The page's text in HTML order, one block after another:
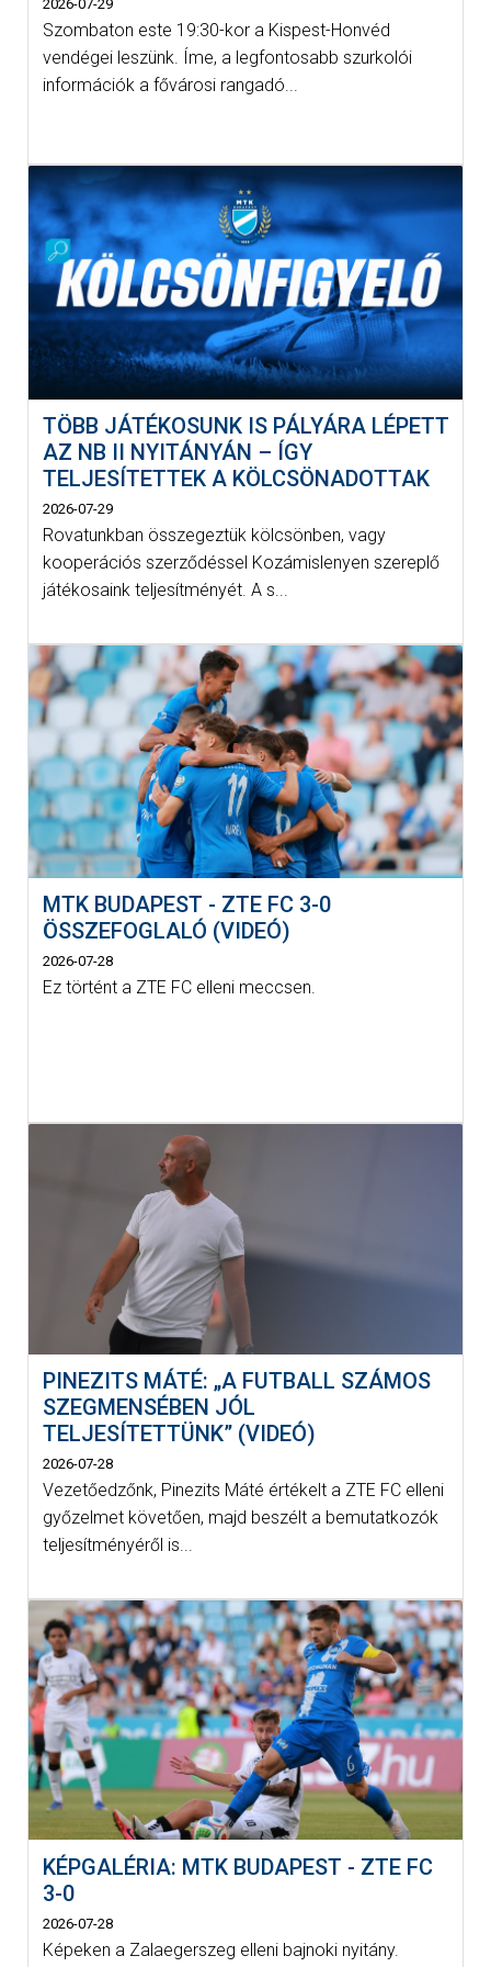
2026-07-29
Szombaton este 19:30-kor a Kispest-Honvéd
vendégei leszünk. Íme, a legfontosabb szurkolói
információk a fővárosi rangadó...
TÖBB JÁTÉKOSUNK IS PÁLYÁRA LÉPETT
AZ NB II NYITÁNYÁN – ÍGY
TELJESÍTETTEK A KÖLCSÖNADOTTAK
2026-07-29
Rovatunkban összegeztük kölcsönben, vagy
kooperációs szerződéssel Kozámislenyen szereplő
játékosaink teljesítményét. A s...
MTK BUDAPEST - ZTE FC 3-0
ÖSSZEFOGLALÓ (VIDEÓ)
2026-07-28
Ez történt a ZTE FC elleni meccsen.
PINEZITS MÁTÉ: „A FUTBALL SZÁMOS
SZEGMENSÉBEN JÓL
TELJESÍTETTÜNK” (VIDEÓ)
2026-07-28
Vezetőedzőnk, Pinezits Máté értékelt a ZTE FC elleni
győzelmet követően, majd beszélt a bemutatkozók
teljesítményéről is...
KÉPGALÉRIA: MTK BUDAPEST - ZTE FC
3-0
2026-07-28
Képeken a Zalaegerszeg elleni bajnoki nyitány.